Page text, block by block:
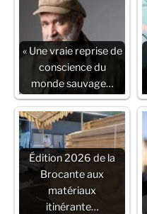
« Une vraie reprise de
conscience du
monde sauvage…
Édition 2026 de la
Brocante aux
matériaux
itinérante…